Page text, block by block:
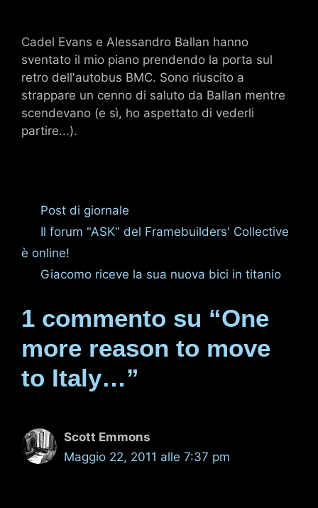
Cadel Evans e Alessandro Ballan hanno
sventato il mio piano prendendo la porta sul
retro dell'autobus BMC. Sono riuscito a
strappare un cenno di saluto da Ballan mentre
scendevano (e sì, ho aspettato di vederli
partire...).
Categorie
Post di giornale
Il forum "ASK" del Framebuilders' Collective
è online!
Giacomo riceve la sua nuova bici in titanio
1 commento su “One
more reason to move
to Italy…”
Scott Emmons
Maggio 22, 2011 alle 7:37 pm